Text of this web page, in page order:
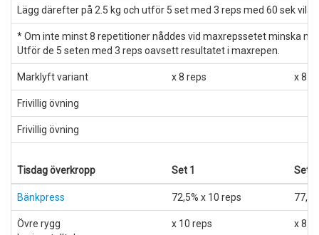
Lägg därefter på 2.5 kg och utför 5 set med 3 reps med 60 sek vila
* Om inte minst 8 repetitioner nåddes vid maxrepssetet minska
Utför de 5 seten med 3 reps oavsett resultatet i maxrepen.
Marklyft variant x 8 reps x 8
Frivillig övning
Frivillig övning
Tisdag överkropp Set 1 Set 2
Bänkpress 72,5% x 10 reps
Övre rygg
x 10 reps x 8